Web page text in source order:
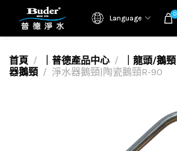
Language 0
首頁 ｜普德產品中心 ｜龍頭/鵝頸
器鵝頸
淨水器鵝頸|陶瓷鵝頸R-90